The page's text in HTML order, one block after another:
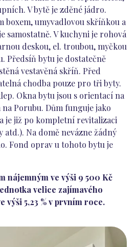
V bytě je zděné jádro.
boxem, umyvadlovou skříňkou a
samostatně. V kuchyni je rohová
deskou, el. troubou, myčkou
Předsíň bytu je dostatečně
vestavěná skříň. Před
chodba pouze pro tři byty.
Okna bytu jsou s orientací na
Porubu. Dům funguje jako
je již po kompletní revitalizaci
atd.). Na domě nevázne žádný
Fond oprav u tohoto bytu je
nájemným ve výši 9 500 Kč
velice zajímavého
5,23 % v prvním roce.